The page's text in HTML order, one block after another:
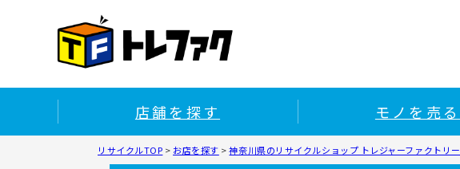
店舗を探す モノを売る
リサイクルTOP > お店を探す >神奈川県のリサイクルショップ トレジャーファクトリー